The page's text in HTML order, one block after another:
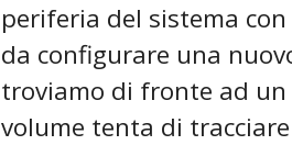
periferia del sistema
da configurare una
troviamo di fronte ad
volume tenta di